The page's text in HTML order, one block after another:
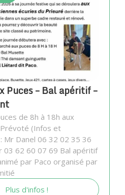
Puces – Bal apéritif –
de 8h à 18h aux
(Infos et
Mr Danel 06 32 02 35 36
03 62 60 07 69 Bal apéritif
par Paco organisé par
Plus d'infos !